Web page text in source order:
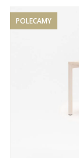
POLECAMY